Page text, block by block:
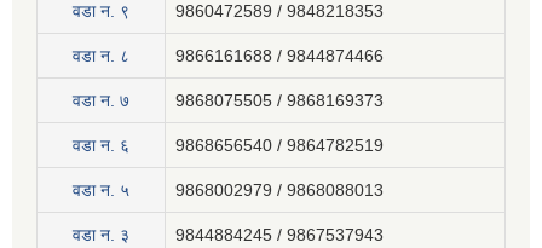
वडा न. ९ 9860472589 / 9848218353
वडा न. ८ 9866161688 / 9844874466
वडा न. ७ 9868075505 / 9868169373
वडा न. ६ 9868656540 / 9864782519
वडा न. ५ 9868002979 / 9868088013
वडा न. ३ 9844884245 / 9867537943